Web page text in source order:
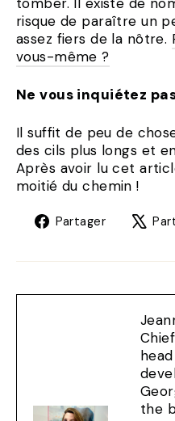
risque de paraître un
assez fiers de la nôtre.
vous-même ?
Ne vous inquiétez
Il suffit de peu de
des cils plus longs et
Après avoir lu cet
moitié du chemin !
Partager
Partager
the